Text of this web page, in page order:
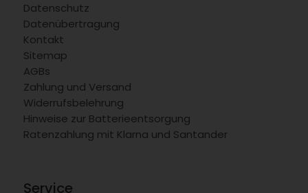
Datenschutz
Datenübertragung
Kontakt
Sitemap
AGBs
Zahlung und Versand
Widerrufsbelehrung
Hinweise zur Batterieentsorgung
Ratenzahlung mit Klarna und Santander
Service